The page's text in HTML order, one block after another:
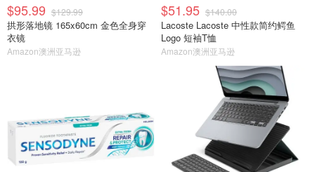
$95.99 $129.99
拱形落地镜 165x60cm 金色全身穿
衣镜
Amazon澳洲亚马逊
$51.95 $140.00
Lacoste Lacoste 中性款简约鳄鱼
Logo 短袖T恤
Amazon澳洲亚马逊